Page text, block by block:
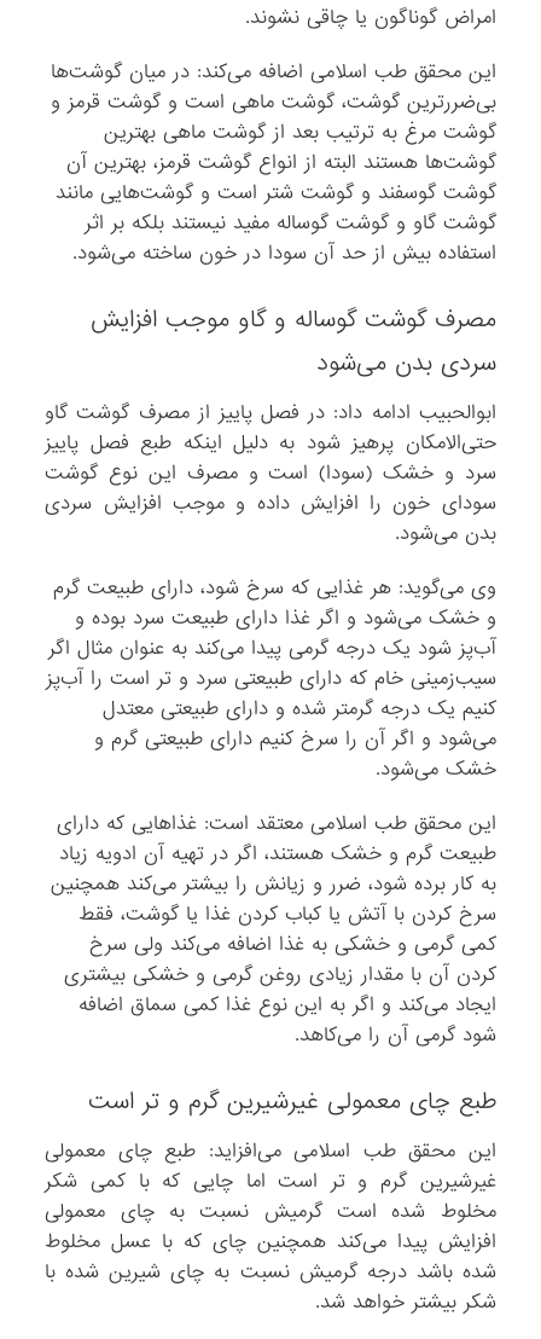
امراض گوناگون یا چاقی نشوند.
این محقق طب اسلامی اضافه می‌کند: در میان گوشت‌ها
بی‌ضررترین گوشت، گوشت ماهی است و گوشت قرمز و
گوشت مرغ به ترتیب بعد از گوشت ماهی بهترین
گوشت‌ها هستند البته از انواع گوشت قرمز، بهترین آن
گوشت گوسفند و گوشت شتر است و گوشت‌هایی مانند
گوشت گاو و گوشت گوساله مفید نیستند بلکه بر اثر
استفاده بیش از حد آن سودا در خون ساخته می‌شود.
مصرف گوشت گوساله و گاو موجب افزایش
سردی بدن می‌شود
ابوالحبیب ادامه داد: در فصل پاییز از مصرف گوشت گاو
حتی‌الامکان پرهیز شود به دلیل اینکه طبع فصل پاییز
سرد و خشک (سودا) است و مصرف این نوع گوشت
سودای خون را افزایش داده و موجب افزایش سردی
بدن می‌شود.
وی می‌گوید: هر غذایی که سرخ شود، دارای طبیعت گرم
و خشک می‌شود و اگر غذا دارای طبیعت سرد بوده و
آب‌پز شود یک درجه گرمی پیدا می‌کند به عنوان مثال اگر
سیب‌زمینی خام که دارای طبیعتی سرد و تر است را آب‌پز
کنیم یک درجه گرمتر شده و دارای طبیعتی معتدل
می‌شود و اگر آن را سرخ کنیم دارای طبیعتی گرم و
خشک می‌شود.
این محقق طب اسلامی معتقد است: غذاهایی که دارای
طبیعت گرم و خشک هستند، اگر در تهیه آن ادویه زیاد
به کار برده شود، ضرر و زیانش را بیشتر می‌کند همچنین
سرخ کردن با آتش یا کباب کردن غذا یا گوشت، فقط
کمی گرمی و خشکی به غذا اضافه می‌کند ولی سرخ
کردن آن با مقدار زیادی روغن گرمی و خشکی بیشتری
ایجاد می‌کند و اگر به این نوع غذا کمی سماق اضافه
شود گرمی آن را می‌کاهد.
طبع چای معمولی غیرشیرین گرم و تر است
این محقق طب اسلامی می‌افزاید: طبع چای معمولی
غیرشیرین گرم و تر است اما چایی که با کمی شکر
مخلوط شده است گرمیش نسبت به چای معمولی
افزایش پیدا می‌کند همچنین چای که با عسل مخلوط
شده باشد درجه گرمیش نسبت به چای شیرین شده با
شکر بیشتر خواهد شد.